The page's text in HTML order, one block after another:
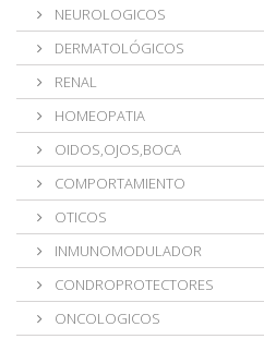
NEUROLOGICOS
DERMATOLÓGICOS
RENAL
HOMEOPATIA
OIDOS,OJOS,BOCA
COMPORTAMIENTO
OTICOS
INMUNOMODULADOR
CONDROPROTECTORES
ONCOLOGICOS